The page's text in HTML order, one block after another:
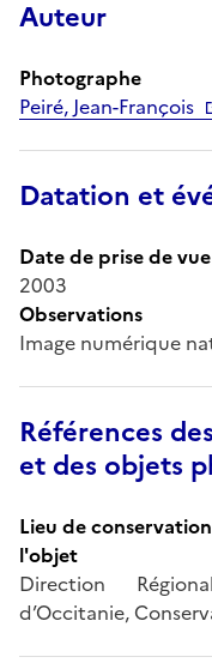
Auteur
Photographe
Peiré, Jean-François
Datation et
Date de prise de vue
2003
Observations
Image numérique
Références
et des objets
Lieu de
l'objet
Direction
d’Occitanie,